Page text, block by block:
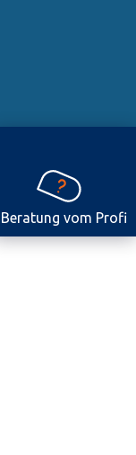
Beratung vom Profi